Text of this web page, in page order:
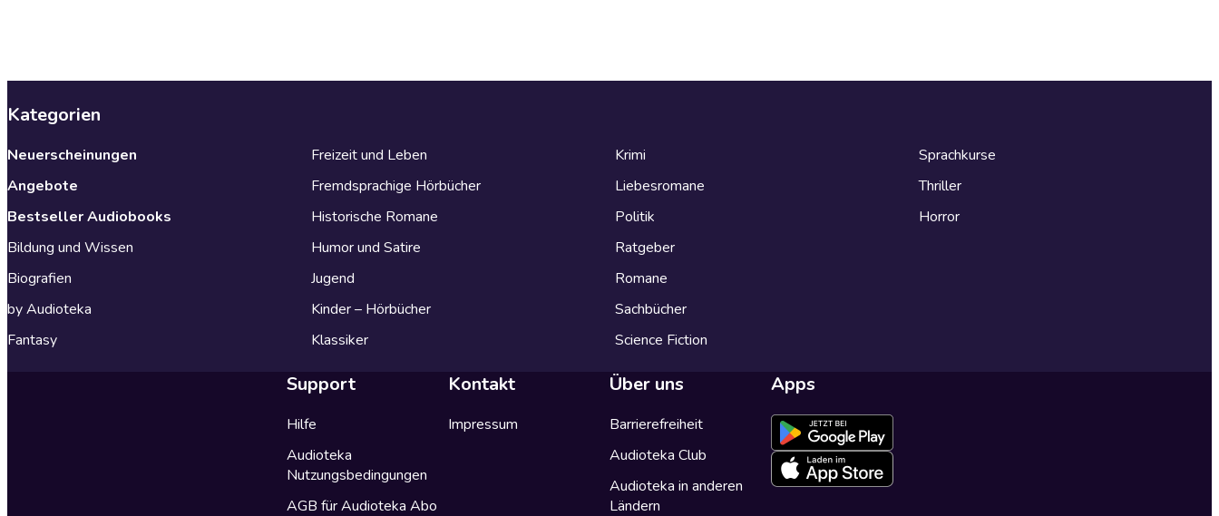
Kategorien
Neuerscheinungen
Angebote
Bestseller Audiobooks
Bildung und Wissen
Biografien
by Audioteka
Fantasy
Freizeit und Leben
Fremdsprachige Hörbücher
Historische Romane
Humor und Satire
Jugend
Kinder – Hörbücher
Klassiker
Krimi
Liebesromane
Politik
Ratgeber
Romane
Sachbücher
Science Fiction
Sprachkurse
Thriller
Horror
Support
Hilfe
Audioteka
Nutzungsbedingungen
AGB für Audioteka Abo
Kontakt
Impressum
Über uns
Barrierefreiheit
Audioteka Club
Audioteka in anderen
Ländern
Apps